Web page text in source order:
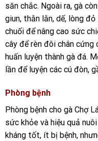
săn chắc. Ngoài ra, gà
giun, thằn lằn, dế, lòng
chuối để nâng cao sức
cây để rèn đôi chân cứng
huấn luyện thành gà đá.
lần để luyện các cú đòn,
Phòng bệnh
Phòng bệnh cho gà Chợ
sức khỏe và hiệu quả
kháng tốt, ít bị bệnh,